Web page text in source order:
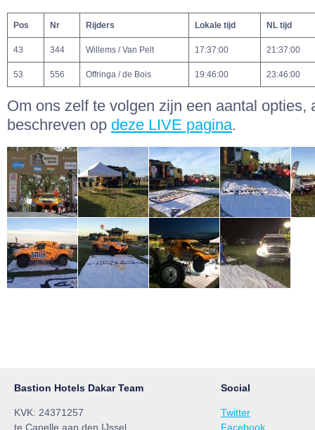
Pos Nr Rijders Lokale tijd NL tijd
43 344 Willems / Van Pelt 17:37:00 21:37:00
53 556 Offringa / de Bois 19:46:00 23:46:00
Om ons zelf te volgen zijn een aantal opties,
beschreven op deze LIVE pagina.
Bastion Hotels Dakar Team
KVK: 24371257
te Capelle aan den IJssel
Social
Twitter
Facebook